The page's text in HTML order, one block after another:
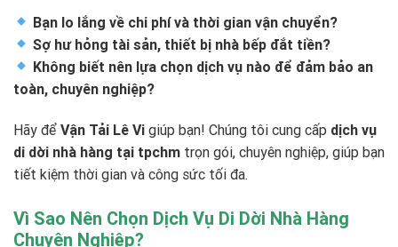
Bạn lo lắng về chi phí và thời gian vận chuyển?
Sợ hư hỏng tài sản, thiết bị nhà bếp đắt tiền?
Không biết nên lựa chọn dịch vụ nào để đảm bảo an
toàn, chuyên nghiệp?
Hãy để Vận Tải Lê Vi giúp bạn! Chúng tôi cung cấp dịch vụ
di dời nhà hàng tại tpchm trọn gói, chuyên nghiệp, giúp bạn
tiết kiệm thời gian và công sức tối đa.
Vì Sao Nên Chọn Dịch Vụ Di Dời Nhà Hàng
Chuyên Nghiệp?